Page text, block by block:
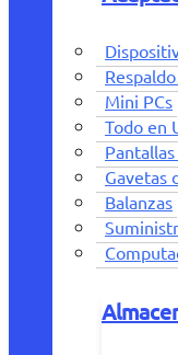
Mini PCs
Todo en
Gavetas
Balanzas